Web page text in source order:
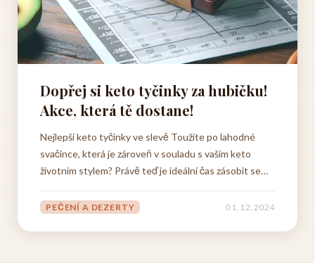
Dopřej si keto tyčinky za hubičku!
Akce, která tě dostane!
Nejlepší keto tyčinky ve slevě Toužíte po lahodné
svačince, která je zároveň v souladu s vaším keto
životním stylem? Právě teď je ideální čas zásobit se
lákavé slevy, díky kterým si můžete dopřát tyto zdravé
PEČENÍ A DEZERTY 01. 12. 2024